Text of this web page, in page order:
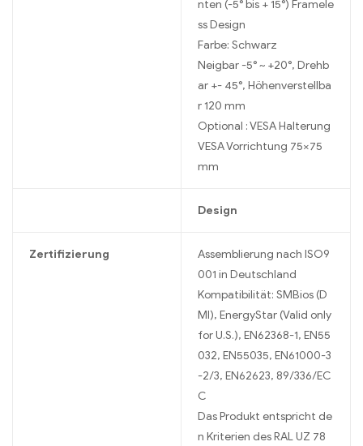
nten (-5° bis + 15°) Framele
ss Design
Farbe: Schwarz
Neigbar -5° ~ +20°, Drehb
ar +- 45°, Höhenverstellba
r 120 mm
Optional : VESA Halterung
VESA Vorrichtung 75×75
mm
Design
Zertifizierung
Assemblierung nach ISO9
001 in Deutschland
Kompatibilität: SMBios (D
MI), EnergyStar (Valid only
for U.S.), EN62368-1, EN55
032, EN55035, EN61000-3
-2/3, EN62623, 89/336/EC
C
Das Produkt entspricht de
n Kriterien des RAL UZ 78